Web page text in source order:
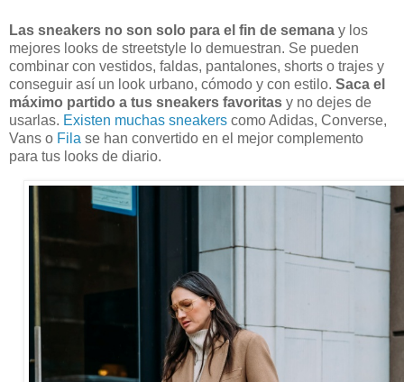
Las sneakers no son solo para el fin de semana y los
mejores looks de streetstyle lo demuestran. Se pueden
combinar con vestidos, faldas, pantalones, shorts o trajes y
conseguir así un look urbano, cómodo y con estilo. Saca el
máximo partido a tus sneakers favoritas y no dejes de
usarlas. Existen muchas sneakers como Adidas, Converse,
Vans o Fila se han convertido en el mejor complemento
para tus looks de diario.